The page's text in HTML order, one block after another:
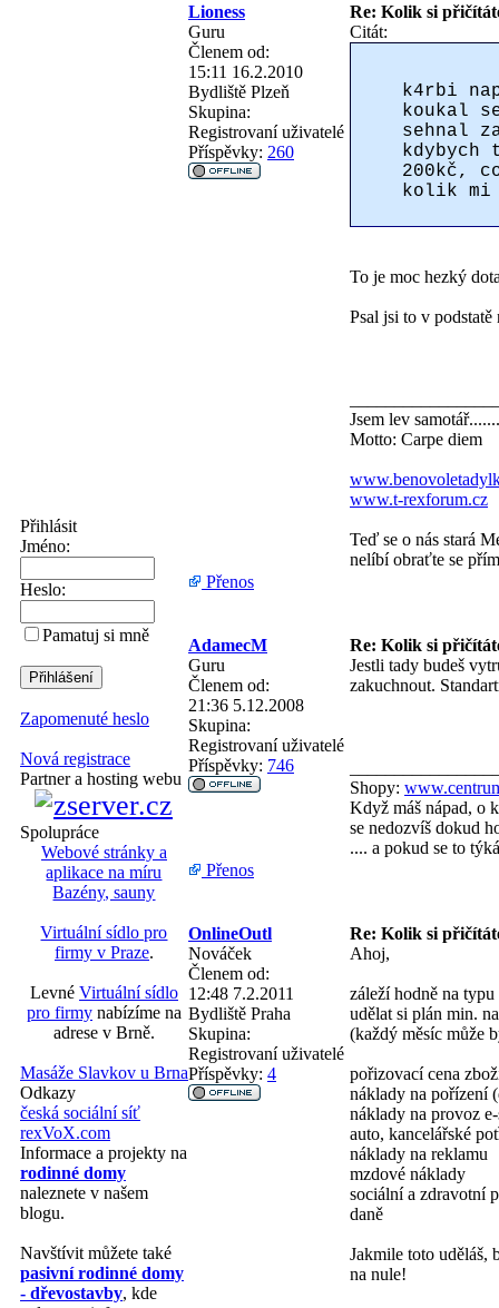
Přihlásit
Jméno:
Heslo:
Pamatuj si mně
Zapomenuté heslo
Nová registrace
Partner a hosting webu
Spolupráce
Webové stránky a
aplikace na míru
Bazény, sauny
Virtuální sídlo pro
firmy v Praze.
Levné Virtuální sídlo
pro firmy nabízíme na
adrese v Brně.
Masáže Slavkov u Brna
Odkazy
česká sociální síť
rexVoX.com
Informace a projekty na
rodinné domy
naleznete v našem
blogu.
Navštívit můžete také
pasivní rodinné domy
- dřevostavby, kde
Lioness
Re: Kolik si
Guru
Členem od:
15:11 16.2.2010
Bydliště Plzeň
Skupina:
Registrovaní uživatelé
Příspěvky: 260
Citát:
k4rbi
koukal
sehnal
kdybych
200kč,
kolik mi
To je moc hezký
Psal jsi to v
Jsem lev
Motto: Carpe diem
www.t-rexforum.cz
Teď se o nás stará
nelíbí obraťte se
Přenos
AdamecM
Re: Kolik si
Guru
Členem od:
21:36 5.12.2008
Skupina:
Registrovaní uživatelé
Příspěvky: 746
Jestli tady budeš
zakuchnout.
Shopy:
Když máš nápad, o
se nedozvíš dokud
.... a pokud se to
Přenos
OnlineOutl
Re: Kolik si
Nováček
Členem od:
12:48 7.2.2011
Bydliště Praha
Skupina:
Registrovaní uživatelé
Příspěvky: 4
Ahoj,
záleží hodně na
udělat si plán min.
(každý měsíc může
pořizovací cena
náklady na pořízení
náklady na provoz
auto, kancelářské
náklady na reklamu
mzdové náklady
sociální a zdravotní
daně
Jakmile toto uděláš,
na nule!